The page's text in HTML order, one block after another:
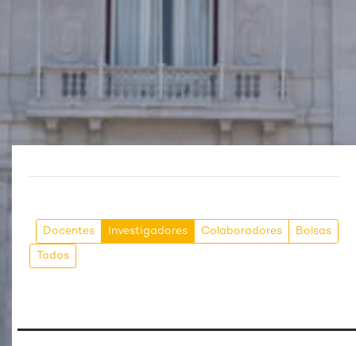
Docentes Investigadores Colaboradores Bolsas
Todos